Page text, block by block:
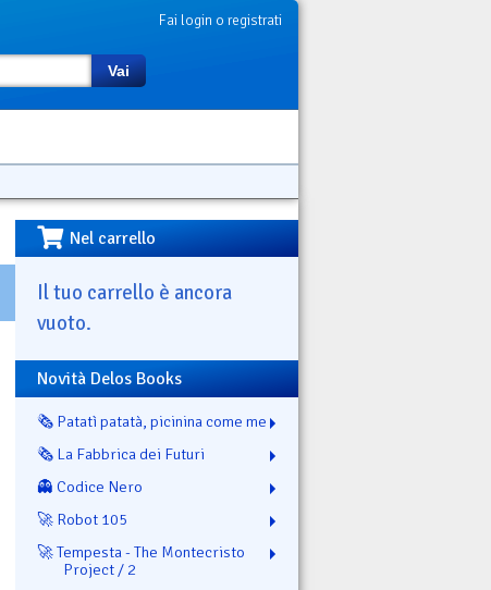
Fai login o registrati
Vai
Nel carrello
Il tuo carrello è ancora
vuoto.
Novità Delos Books
🗞️ Patatì patatà, picinina come me
🗞️ La Fabbrica dei Futuri
👻 Codice Nero
🚀 Robot 105
🚀 Tempesta - The Montecristo
Project / 2